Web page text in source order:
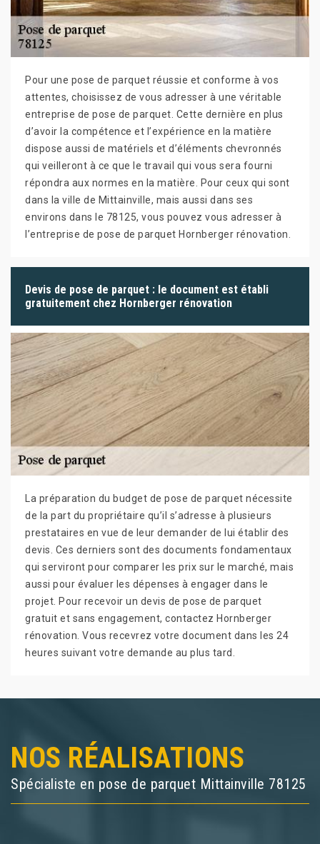
Pour une pose de parquet réussie et conforme à vos
attentes, choisissez de vous adresser à une véritable
entreprise de pose de parquet. Cette dernière en plus
d’avoir la compétence et l’expérience en la matière
dispose aussi de matériels et d’éléments chevronnés
qui veilleront à ce que le travail qui vous sera fourni
répondra aux normes en la matière. Pour ceux qui sont
dans la ville de Mittainville, mais aussi dans ses
environs dans le 78125, vous pouvez vous adresser à
l’entreprise de pose de parquet Hornberger rénovation.
Devis de pose de parquet : le document est établi
gratuitement chez Hornberger rénovation
La préparation du budget de pose de parquet nécessite
de la part du propriétaire qu’il s’adresse à plusieurs
prestataires en vue de leur demander de lui établir des
devis. Ces derniers sont des documents fondamentaux
qui serviront pour comparer les prix sur le marché, mais
aussi pour évaluer les dépenses à engager dans le
projet. Pour recevoir un devis de pose de parquet
gratuit et sans engagement, contactez Hornberger
rénovation. Vous recevrez votre document dans les 24
heures suivant votre demande au plus tard.
NOS RÉALISATIONS
Spécialiste en pose de parquet Mittainville 78125